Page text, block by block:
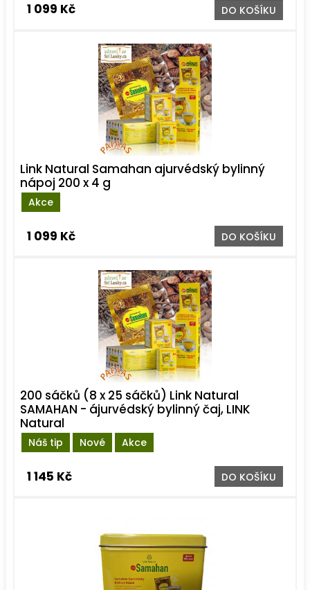
1 099 Kč DO KOŠÍKU
Akce
Link Natural Samahan ajurvédský bylinný
nápoj 200 x 4 g
1 099 Kč DO KOŠÍKU
Náš tip Nové Akce
200 sáčků (8 x 25 sáčků) Link Natural
SAMAHAN - ájurvédský bylinný čaj, LINK
Natural
1 145 Kč DO KOŠÍKU